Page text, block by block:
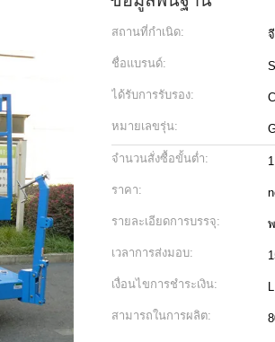
สถานที่กำเนิด:
ชื่อแบรนด์:
ได้รับการรับรอง:
หมายเลขรุ่น:
จำนวนสั่งซื้อขั้นต่ำ:
ราคา:
รายละเอียดการบรรจุ:
เวลาการส่งมอบ:
เงื่อนไขการชำระเงิน:
สามารถในการผลิต: